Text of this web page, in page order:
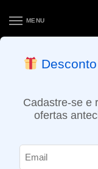
MENU
ENTREGA NO
Cadastre-se e
ofertas